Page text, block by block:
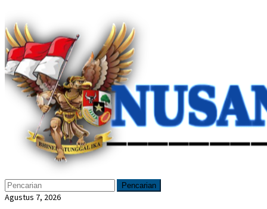
ke
konten
Mobile
Pencarian
Agustus 7, 2026